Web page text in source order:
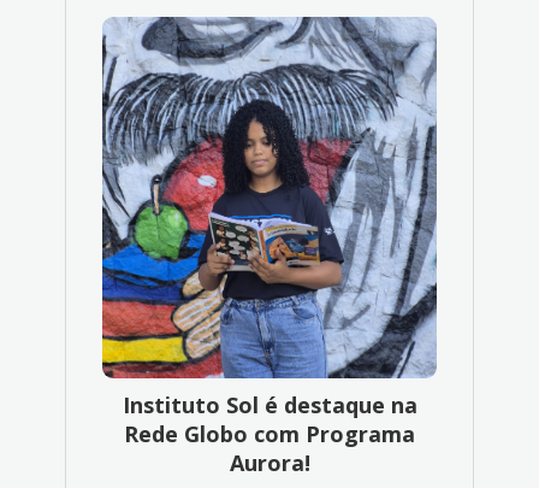
Instituto Sol é destaque na
Rede Globo com Programa
Aurora!